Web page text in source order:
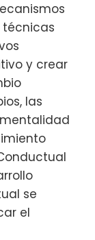
y crear
las
se
el